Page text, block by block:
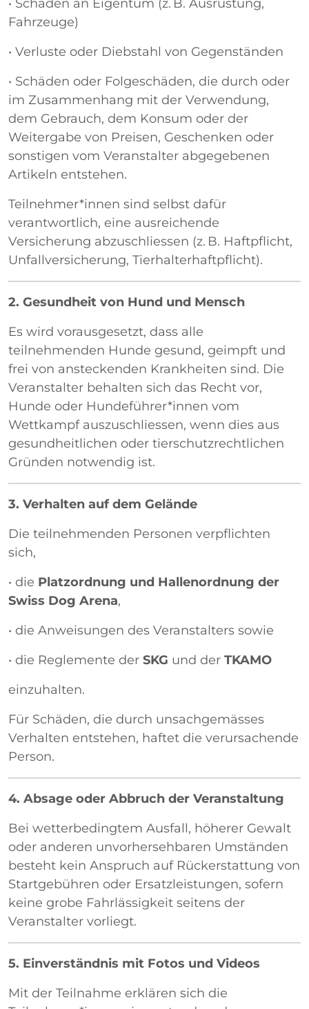
• Schäden an Eigentum (z. B. Ausrüstung,
Fahrzeuge)
• Verluste oder Diebstahl von Gegenständen
• Schäden oder Folgeschäden, die durch oder
im Zusammenhang mit der Verwendung,
dem Gebrauch, dem Konsum oder der
Weitergabe von Preisen, Geschenken oder
sonstigen vom Veranstalter abgegebenen
Artikeln entstehen.
Teilnehmer*innen sind selbst dafür
verantwortlich, eine ausreichende
Versicherung abzuschliessen (z. B. Haftpflicht,
Unfallversicherung, Tierhalterhaftpflicht).
2. Gesundheit von Hund und Mensch
Es wird vorausgesetzt, dass alle
teilnehmenden Hunde gesund, geimpft und
frei von ansteckenden Krankheiten sind. Die
Veranstalter behalten sich das Recht vor,
Hunde oder Hundeführer*innen vom
Wettkampf auszuschliessen, wenn dies aus
gesundheitlichen oder tierschutzrechtlichen
Gründen notwendig ist.
3. Verhalten auf dem Gelände
Die teilnehmenden Personen verpflichten
sich,
• die Platzordnung und Hallenordnung der
Swiss Dog Arena,
• die Anweisungen des Veranstalters sowie
• die Reglemente der SKG und der TKAMO
einzuhalten.
Für Schäden, die durch unsachgemässes
Verhalten entstehen, haftet die verursachende
Person.
4. Absage oder Abbruch der Veranstaltung
Bei wetterbedingtem Ausfall, höherer Gewalt
oder anderen unvorhersehbaren Umständen
besteht kein Anspruch auf Rückerstattung von
Startgebühren oder Ersatzleistungen, sofern
keine grobe Fahrlässigkeit seitens der
Veranstalter vorliegt.
5. Einverständnis mit Fotos und Videos
Mit der Teilnahme erklären sich die